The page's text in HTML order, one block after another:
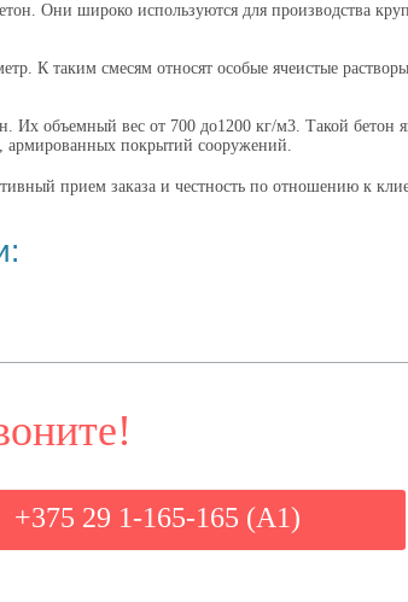
Они широко используются для производства
К таким смесям относят особые ячеистые
объемный вес от 700 до1200 кг/м3. Такой бетон
армированных покрытий сооружений.
прием заказа и честность по отношению к
+375 29 1-165-165 (A1)